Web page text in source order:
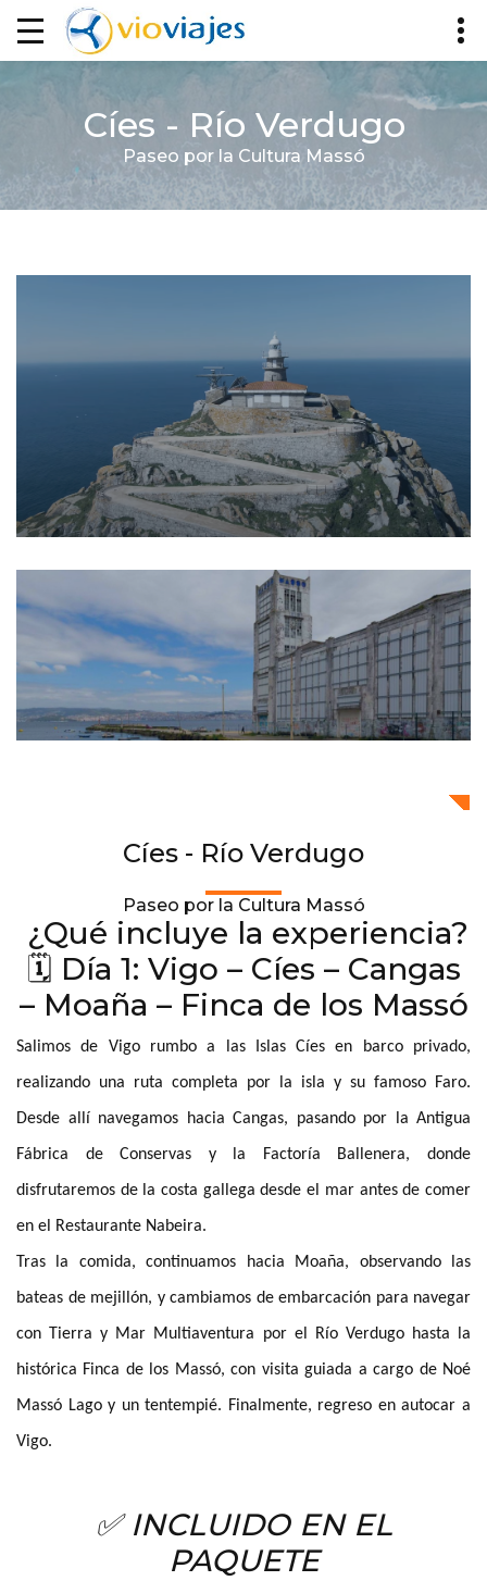
Cíes - Río Verdugo
Paseo por la Cultura Massó
Cíes - Río Verdugo
Paseo por la Cultura Massó
¿Qué incluye la experiencia?
🗓 Día 1: Vigo – Cíes – Cangas
– Moaña – Finca de los Massó
Salimos de Vigo rumbo a las Islas Cíes en barco privado,
realizando una ruta completa por la isla y su famoso Faro.
Desde allí navegamos hacia Cangas, pasando por la Antigua
Fábrica de Conservas y la Factoría Ballenera, donde
disfrutaremos de la costa gallega desde el mar antes de comer
en el Restaurante Nabeira.
Tras la comida, continuamos hacia Moaña, observando las
bateas de mejillón, y cambiamos de embarcación para navegar
con Tierra y Mar Multiaventura por el Río Verdugo hasta la
histórica Finca de los Massó, con visita guiada a cargo de Noé
Massó Lago y un tentempié. Finalmente, regreso en autocar a
Vigo.
✅ INCLUIDO EN EL
PAQUETE